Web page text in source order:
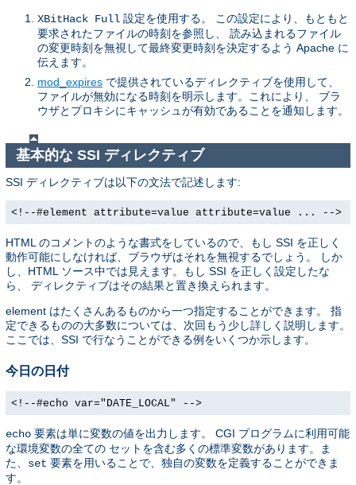
XBitHack Full 設定を使用する。 この設定により、もともと
要求されたファイルの時刻を参照し、 読み込まれるファイル
の変更時刻を無視して最終変更時刻を決定するよう Apache に
伝えます。
mod_expires で提供されているディレクティブを使用して、
ファイルが無効になる時刻を明示します。これにより、 ブラ
ウザとプロキシにキャッシュが有効であることを通知します。
基本的な SSI ディレクティブ
SSI ディレクティブは以下の文法で記述します:
<!--#element attribute=value attribute=value ... -->
HTML のコメントのような書式をしているので、もし SSI を正しく
動作可能にしなければ、ブラウザはそれを無視するでしょう。 しか
し、HTML ソース中では見えます。もし SSI を正しく設定したな
ら、 ディレクティブはその結果と置き換えられます。
element はたくさんあるものから一つ指定することができます。 指
定できるものの大多数については、次回もう少し詳しく説明します。
ここでは、SSI で行なうことができる例をいくつか示します。
今日の日付
<!--#echo var="DATE_LOCAL" -->
echo 要素は単に変数の値を出力します。 CGI プログラムに利用可能
な環境変数の全ての セットを含む多くの標準変数があります。ま
た、 set 要素を用いることで、独自の変数を定義することができま
す。